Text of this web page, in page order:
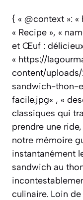
{ « @context »:
« Recipe », «
et Œuf : délicieux
« https://
content/
sandwich-
facile.jpg« , «
classiques qui
prendre une
notre mémoire
instantanément
sandwich au
culinaire. Loin